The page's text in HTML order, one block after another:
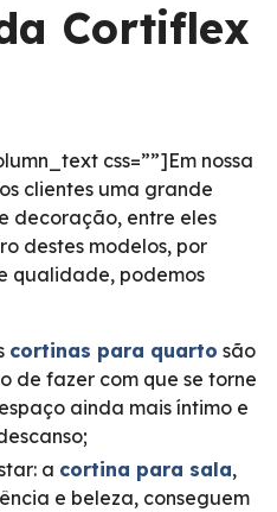
Cortiflex
css=””]Em nossa
clientes uma grande
decoração, entre eles
destes modelos, por
qualidade, podemos
cortinas para quarto são
de fazer com que se torne
ainda mais íntimo e
a cortina para sala,
e beleza, conseguem